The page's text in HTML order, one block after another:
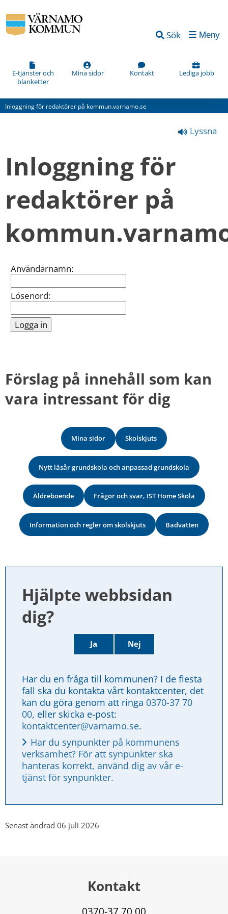
Sök Meny
E-tjänster och
blanketter
Mina sidor Kontakt Lediga jobb
Inloggning för redaktörer på kommun.varnamo.se
Lyssna
Inloggning för
redaktörer på
Inloggning
Användarnamn:
Lösenord:
Förslag på innehåll som kan
vara intressant för dig
Mina sidor Skolskjuts
Nytt läsår grundskola och anpassad grundskola
Äldreboende Frågor och svar, IST Home Skola
Information och regler om skolskjuts Badvatten
Hjälpte webbsidan
dig?
Ja Nej
Har du en fråga till kommunen? I de flesta
fall ska du kontakta vårt kontaktcenter, det
kan du göra genom att ringa 0370-37 70
00
kontaktcenter@varnamo.se.
Har du synpunkter på kommunens
verksamhet? För att synpunkter ska
hanteras korrekt, använd dig av vår e-
tjänst för synpunkter.
Vad
kan
förbättra
den
här
(obligatorisk)
kan
informationen
bättre
dig?
Webbadress
sidan
Senast ändrad 06 juli 2026
Kontakt